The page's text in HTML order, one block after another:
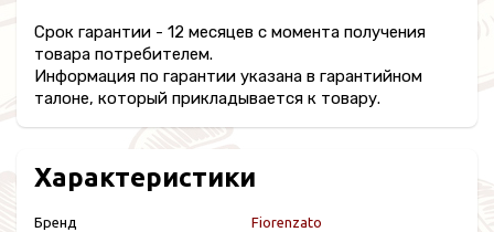
Срок гарантии - 12 месяцев с момента получения
товара потребителем.
Информация по гарантии указана в гарантийном
талоне, который прикладывается к товару.
Характеристики
Бренд Fiorenzato